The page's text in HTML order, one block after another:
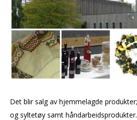
Det blir salg av hjemmelagde
og syltetøy samt